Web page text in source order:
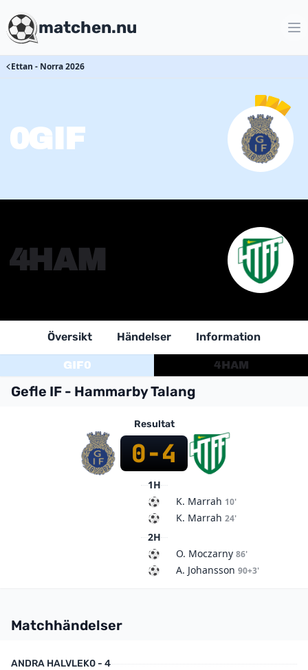
matchen.nu
Ettan - Norra 2026
0GIF
4HAM
Översikt Händelser Information
GIF0 4HAM
Gefle IF - Hammarby Talang
Resultat
0-4
1H
K. Marrah 10'
K. Marrah 24'
2H
O. Moczarny 86'
A. Johansson 90+3'
Matchhändelser
ANDRA HALVLEK0 - 4